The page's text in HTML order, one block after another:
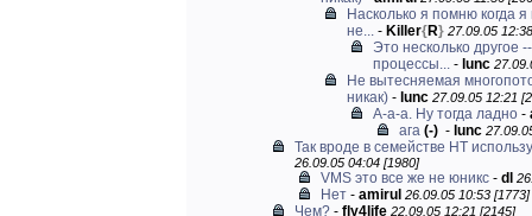
Насколько я помню когда
не... - Killer{R} 27.09.05
Это несколько другое
процессы... - lunc
Не вытесняемая
никак) - lunc 27.09.05 12:21
А-а-а. Ну тогда ладно -
ага (-) - lunc
Так вроде в семействе НТ
26.09.05 04:04 [1980]
VMS это все же не юникс - dl
Нет - amirul 26.09.05 10:53 [1773]
Чем? - fly4life 22.09.05 12:21 [2145]